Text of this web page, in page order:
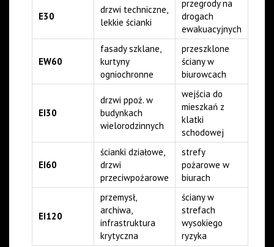
E30
drzwi techniczne,
lekkie ścianki
przegrody na
drogach
ewakuacyjnych
EW60
fasady szklane,
kurtyny
ogniochronne
przeszklone
ściany w
biurowcach
EI30
drzwi ppoż. w
budynkach
wielorodzinnych
wejścia do
mieszkań z
klatki
schodowej
EI60
ścianki działowe,
drzwi
przeciwpożarowe
strefy
pożarowe w
biurach
EI120
przemysł,
archiwa,
infrastruktura
krytyczna
ściany w
strefach
wysokiego
ryzyka